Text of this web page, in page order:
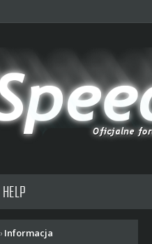
HELP
› Informacja